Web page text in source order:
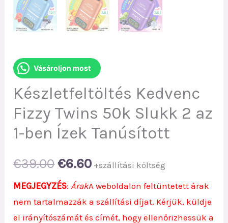
Vásároljon most
Készletfeltöltés Kedvenc
Fizzy Twins 50k Slukk 2 az
1-ben Ízek Tanúsított
€39.00 Original
price
was:
€6.60Current
price
is:
+szállítási költség
MEGJEGYZÉS: ÁrakA weboldalon feltüntetett árak
nem tartalmazzák a szállítási díjat. Kérjük, küldje
el irányítószámát és címét, hogy ellenőrizhessük a